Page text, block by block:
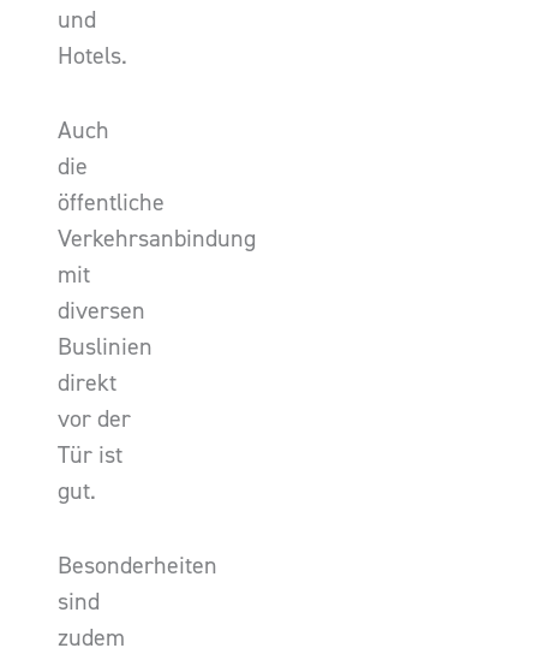
und
Hotels.
Auch
die
öffentliche
Verkehrsanbindung
mit
diversen
Buslinien
direkt
vor der
Tür ist
gut.
Besonderheiten
sind
zudem